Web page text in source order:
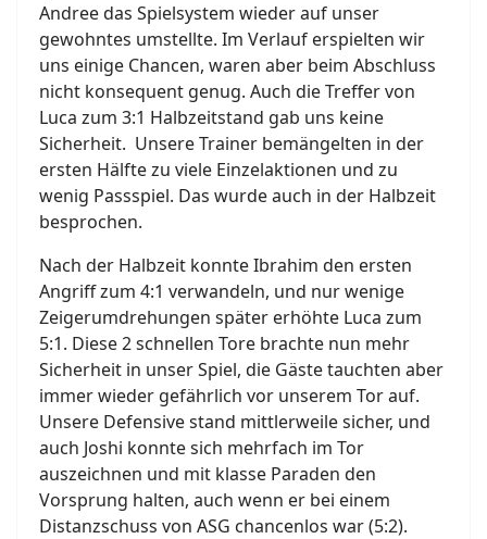
Andree das Spielsystem wieder auf unser
gewohntes umstellte. Im Verlauf erspielten wir
uns einige Chancen, waren aber beim Abschluss
nicht konsequent genug. Auch die Treffer von
Luca zum 3:1 Halbzeitstand gab uns keine
Sicherheit. Unsere Trainer bemängelten in der
ersten Hälfte zu viele Einzelaktionen und zu
wenig Passspiel. Das wurde auch in der Halbzeit
besprochen.
Nach der Halbzeit konnte Ibrahim den ersten
Angriff zum 4:1 verwandeln, und nur wenige
Zeigerumdrehungen später erhöhte Luca zum
5:1. Diese 2 schnellen Tore brachte nun mehr
Sicherheit in unser Spiel, die Gäste tauchten aber
immer wieder gefährlich vor unserem Tor auf.
Unsere Defensive stand mittlerweile sicher, und
auch Joshi konnte sich mehrfach im Tor
auszeichnen und mit klasse Paraden den
Vorsprung halten, auch wenn er bei einem
Distanzschuss von ASG chancenlos war (5:2).